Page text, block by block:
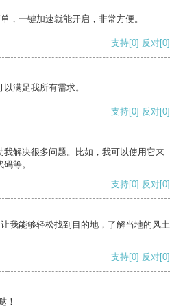
，一键加速就能开启，非常方便。
支持[0] 反对[0]
满足我所有需求。
支持[0] 反对[0]
解决很多问题。比如，我可以使用它来
等。
支持[0] 反对[0]
我能够轻松找到目的地，了解当地的风土
支持[0] 反对[0]
！